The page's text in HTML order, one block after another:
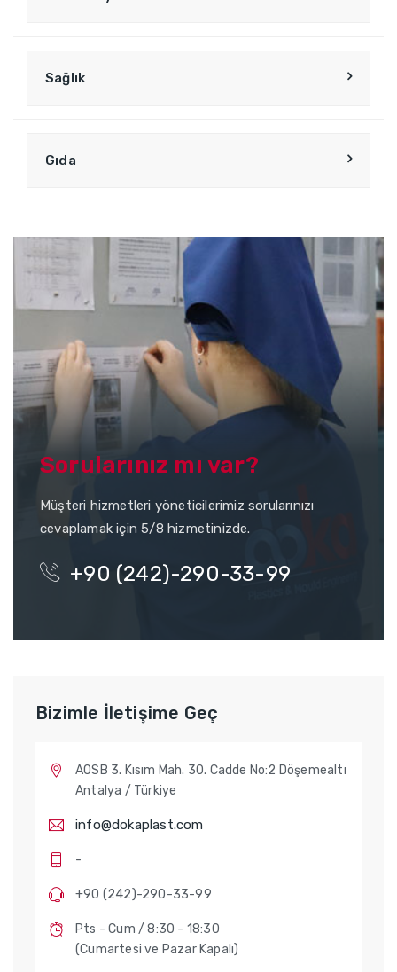
Sağlık
Gıda
Sorularınız mı var?
Müşteri hizmetleri yöneticilerimiz sorularınızı
cevaplamak için 5/8 hizmetinizde.
+90 (242)-290-33-99
Bizimle İletişime Geç
AOSB 3. Kısım Mah. 30. Cadde No:2 Döşemealtı
Antalya / Türkiye
info@dokaplast.com
-
+90 (242)-290-33-99
Pts - Cum / 8:30 - 18:30
(Cumartesi ve Pazar Kapalı)